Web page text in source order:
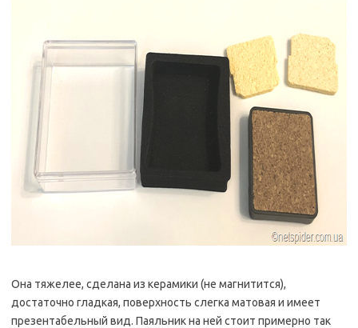
Она тяжелее, сделана из керамики (не магнитится),
достаточно гладкая, поверхность слегка матовая и имеет
презентабельный вид. Паяльник на ней стоит примерно так